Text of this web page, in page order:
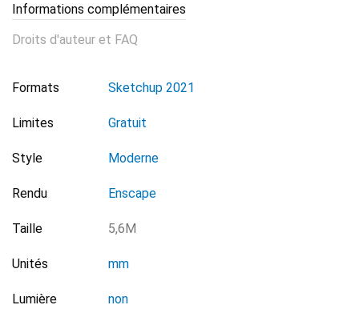
Informations complémentaires
Droits d'auteur et FAQ
Formats Sketchup 2021
Limites Gratuit
Style Moderne
Rendu Enscape
Taille 5,6M
Unités mm
Lumière non